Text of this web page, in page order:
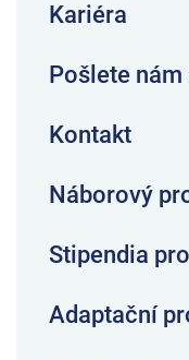
Kariéra
Pošlete
Kontakt
Náborový
Stipendia
Adaptační